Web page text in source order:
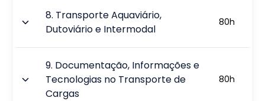
8. Transporte Aquaviário,
Dutoviário e Intermodal
80h
9. Documentação, Informações e
Tecnologias no Transporte de
Cargas
80h